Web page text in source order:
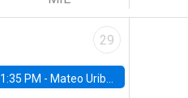
29
1:35 PM - Mateo Uribe-Castro, Universidad de los Andes (Colombia)